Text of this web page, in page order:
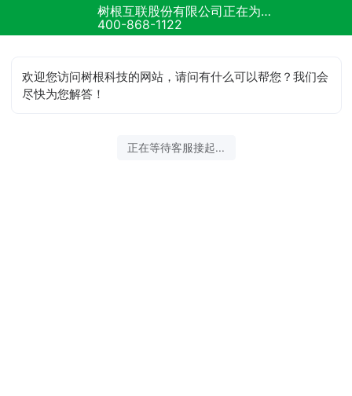
树根互联股份有限公司正在为您服务
400-868-1122
欢迎您访问树根科技的网站，请问有什么可以帮您？我们会
尽快为您解答！
2026-08-07 03:12:16 开始沟通